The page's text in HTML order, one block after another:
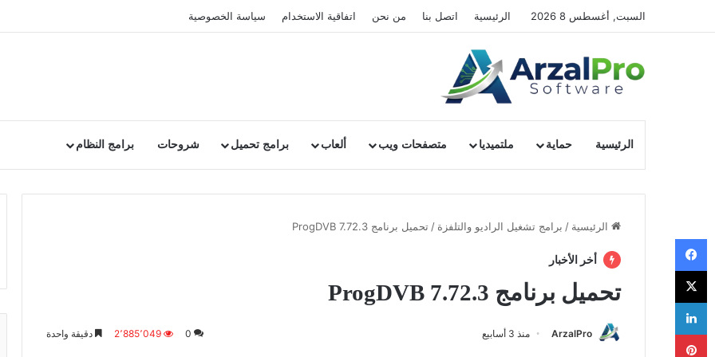
السبت, أغسطس 8 2026 الرئيسية اتصل بنا من نحن اتفاقية الاستخدام سياسة الخصوصية
الرئيسية حماية ملتميديا متصفحات ويب ألعاب برامج تحميل شروحات برامج النظام
الرئيسية / برامج تشغيل الراديو والتلفزة / تحميل برنامج ProgDVB 7.72.3
أخر الأخبار
تحميل برنامج ProgDVB 7.72.3
ArzalPro منذ 3 أسابيع 0 2٬885٬049 دقيقة واحدة
فيسبوك
‫X
لينكدإن
بينتيريست